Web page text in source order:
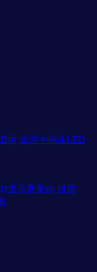
屏 高清小间距LED
显示屏案例 租赁